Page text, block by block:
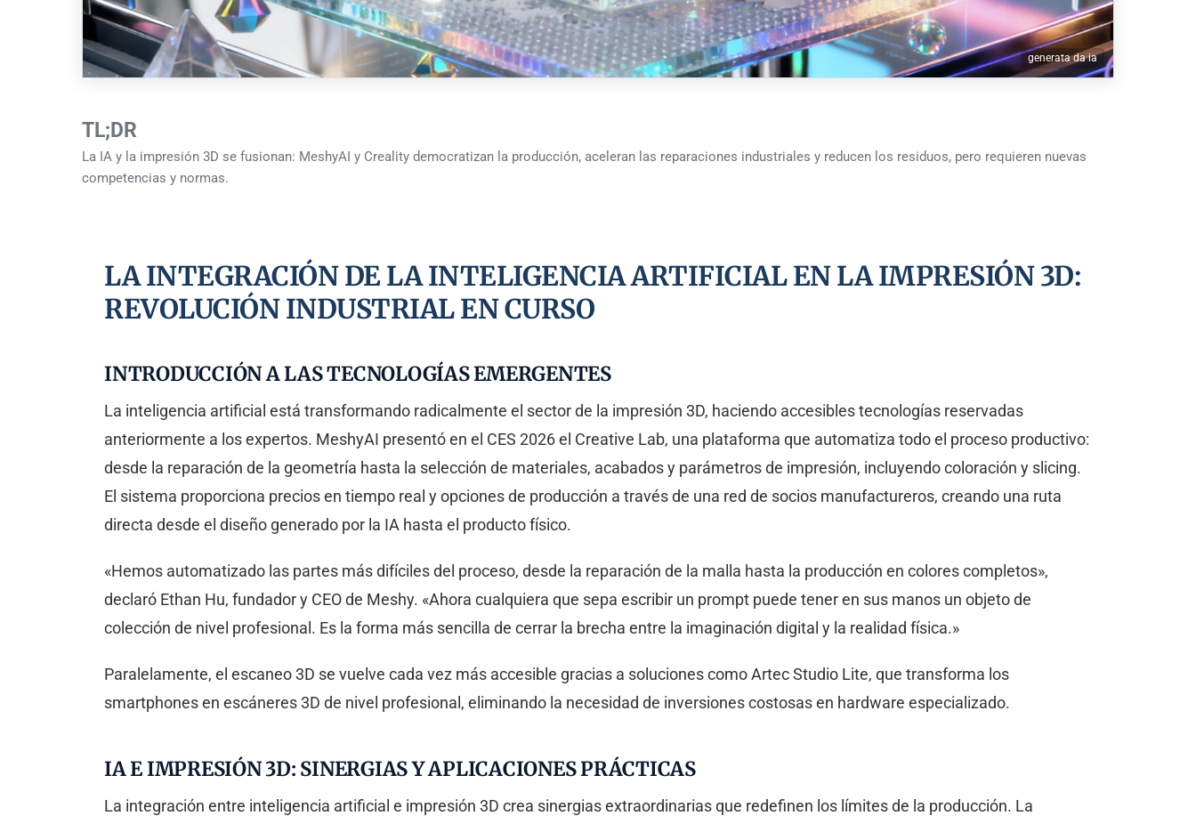
generata da ia
TL;DR
La IA y la impresión 3D se fusionan: MeshyAI y Creality democratizan la producción, aceleran las reparaciones industriales y reducen los residuos, pero requieren nuevas
competencias y normas.
LA INTEGRACIÓN DE LA INTELIGENCIA ARTIFICIAL EN LA IMPRESIÓN 3D:
REVOLUCIÓN INDUSTRIAL EN CURSO
INTRODUCCIÓN A LAS TECNOLOGÍAS EMERGENTES
La inteligencia artificial está transformando radicalmente el sector de la impresión 3D, haciendo accesibles tecnologías reservadas
anteriormente a los expertos. MeshyAI presentó en el CES 2026 el Creative Lab, una plataforma que automatiza todo el proceso productivo:
desde la reparación de la geometría hasta la selección de materiales, acabados y parámetros de impresión, incluyendo coloración y slicing.
El sistema proporciona precios en tiempo real y opciones de producción a través de una red de socios manufactureros, creando una ruta
directa desde el diseño generado por la IA hasta el producto físico.
«Hemos automatizado las partes más difíciles del proceso, desde la reparación de la malla hasta la producción en colores completos»,
declaró Ethan Hu, fundador y CEO de Meshy. «Ahora cualquiera que sepa escribir un prompt puede tener en sus manos un objeto de
colección de nivel profesional. Es la forma más sencilla de cerrar la brecha entre la imaginación digital y la realidad física.»
Paralelamente, el escaneo 3D se vuelve cada vez más accesible gracias a soluciones como Artec Studio Lite, que transforma los
smartphones en escáneres 3D de nivel profesional, eliminando la necesidad de inversiones costosas en hardware especializado.
IA E IMPRESIÓN 3D: SINERGIAS Y APLICACIONES PRÁCTICAS
La integración entre inteligencia artificial e impresión 3D crea sinergias extraordinarias que redefinen los límites de la producción. La